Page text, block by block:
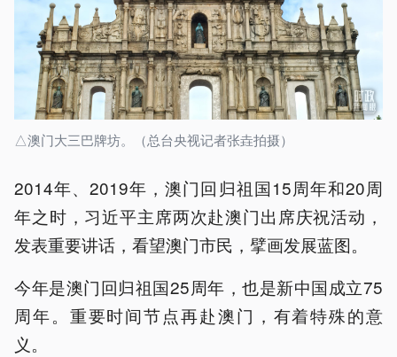
△澳门大三巴牌坊。（总台央视记者张垚拍摄）
2014年、2019年，澳门回归祖国15周年和20周
年之时，习近平主席两次赴澳门出席庆祝活动，
发表重要讲话，看望澳门市民，擘画发展蓝图。
今年是澳门回归祖国25周年，也是新中国成立75
周年。重要时间节点再赴澳门，有着特殊的意
义。